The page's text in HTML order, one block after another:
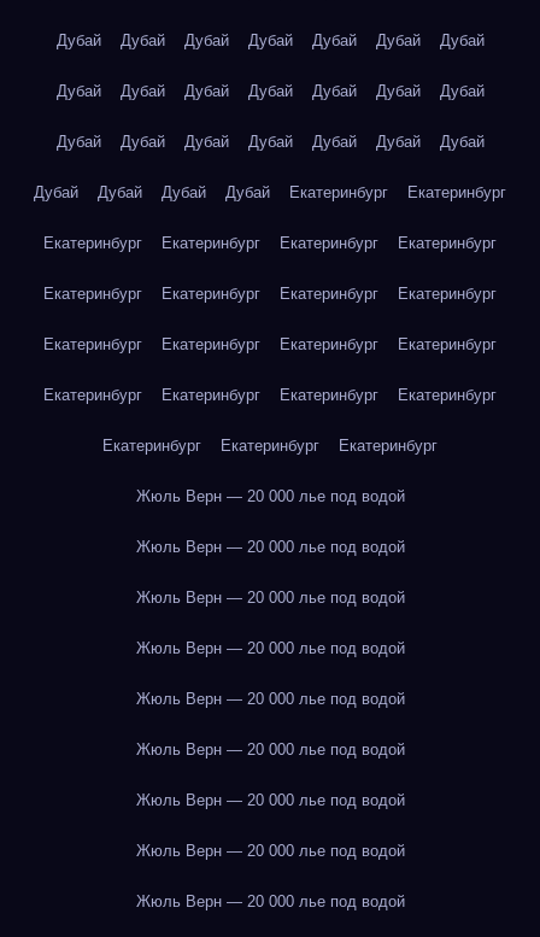
Дубай Дубай Дубай Дубай Дубай Дубай Дубай
Дубай Дубай Дубай Дубай Дубай Дубай Дубай
Дубай Дубай Дубай Дубай Дубай Дубай Дубай
Дубай Дубай Дубай Дубай Екатеринбург Екатеринбург
Екатеринбург Екатеринбург Екатеринбург Екатеринбург
Екатеринбург Екатеринбург Екатеринбург Екатеринбург
Екатеринбург Екатеринбург Екатеринбург Екатеринбург
Екатеринбург Екатеринбург Екатеринбург Екатеринбург
Екатеринбург Екатеринбург Екатеринбург
Жюль Верн — 20 000 лье под водой
Жюль Верн — 20 000 лье под водой
Жюль Верн — 20 000 лье под водой
Жюль Верн — 20 000 лье под водой
Жюль Верн — 20 000 лье под водой
Жюль Верн — 20 000 лье под водой
Жюль Верн — 20 000 лье под водой
Жюль Верн — 20 000 лье под водой
Жюль Верн — 20 000 лье под водой